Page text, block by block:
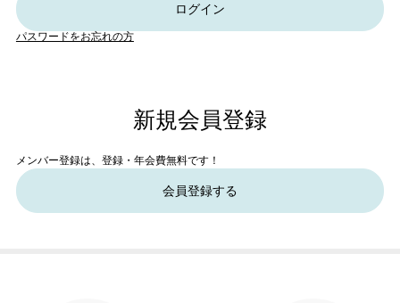
ログイン
パスワードをお忘れの方
新規会員登録
メンバー登録は、登録・年会費無料です！
会員登録する